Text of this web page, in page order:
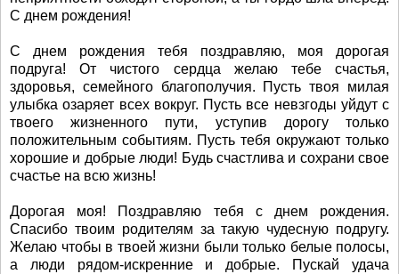
С днем рождения!
С днем рождения тебя поздравляю, моя дорогая
подруга! От чистого сердца желаю тебе счастья,
здоровья, семейного благополучия. Пусть твоя милая
улыбка озаряет всех вокруг. Пусть все невзгоды уйдут с
твоего жизненного пути, уступив дорогу только
положительным событиям. Пусть тебя окружают только
хорошие и добрые люди! Будь счастлива и сохрани свое
счастье на всю жизнь!
Дорогая моя! Поздравляю тебя с днем рождения.
Спасибо твоим родителям за такую чудесную подругу.
Желаю чтобы в твоей жизни были только белые полосы,
а люди рядом-искренние и добрые. Пускай удача